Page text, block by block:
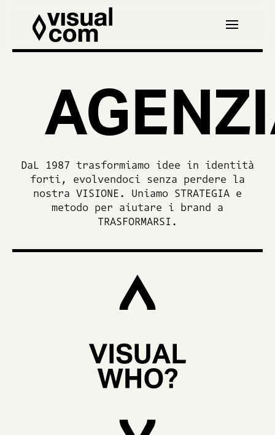
DaL 1987 trasformiamo idee in identità
forti, evolvendoci senza perdere la
nostra VISIONE. Uniamo STRATEGIA e
metodo per aiutare i brand a
TRASFORMARSI.